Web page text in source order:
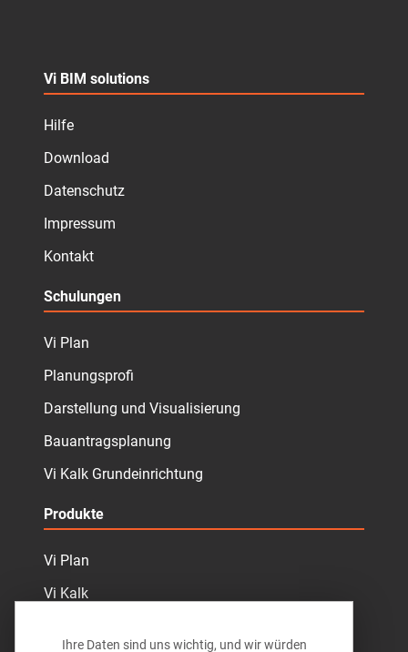
Vi BIM solutions
Hilfe
Download
Datenschutz
Impressum
Kontakt
Produkte
Vi Plan
Vi Kalk
Schulungen
Vi Plan
Planungsprofi
Darstellung und Visualisierung
Bauantragsplanung
Vi Kalk Grundeinrichtung
Ihre Daten sind uns wichtig, und wir würden